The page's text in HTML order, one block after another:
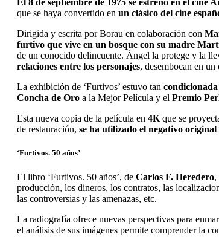
El 8 de septiembre de 1975 se estrenó en el cine
que se haya convertido en un clásico del cine
Dirigida y escrita por Borau en colaboración con
furtivo que vive en un bosque con su madre
de un conocido delincuente. Ángel la protege y la
relaciones entre los personajes, desembocan en un
La exhibición de ‘Furtivos’ estuvo tan
Concha de Oro a la Mejor Película y el Premio
Esta nueva copia de la película en 4K que se
de restauración, se ha utilizado el negativo original
‘Furtivos. 50 años’
El libro ‘Furtivos. 50 años’, de Carlos F. Heredero,
producción, los dineros, los contratos, las
las controversias y las amenazas, etc.
La radiografía ofrece nuevas perspectivas para
el análisis de sus imágenes permite comprender la